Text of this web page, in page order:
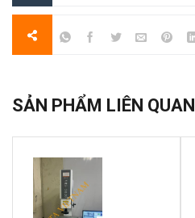
SẢN PHẨM LIÊN QUAN